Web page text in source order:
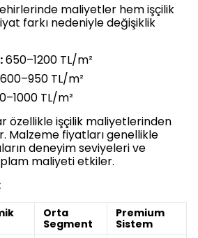
maliyetler hem işçilik
farkı nedeniyle değişiklik
650–1200 TL/m²
600–950 TL/m²
TL/m²
özellikle işçilik maliyetlerinden
Malzeme fiyatları genellikle
deneyim seviyeleri ve
maliyeti etkiler.
Orta
Segment
Premium
Sistem